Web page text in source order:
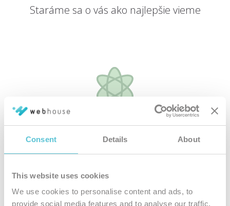
Consent Details About
This website uses cookies
We use cookies to personalise content and ads, to
provide social media features and to analyse our traffic.
Staráme sa o vás ako najlepšie vieme
Špičkovéhardvérové vybavenie